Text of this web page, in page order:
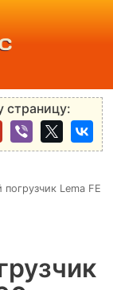
страницу:
Lema FE